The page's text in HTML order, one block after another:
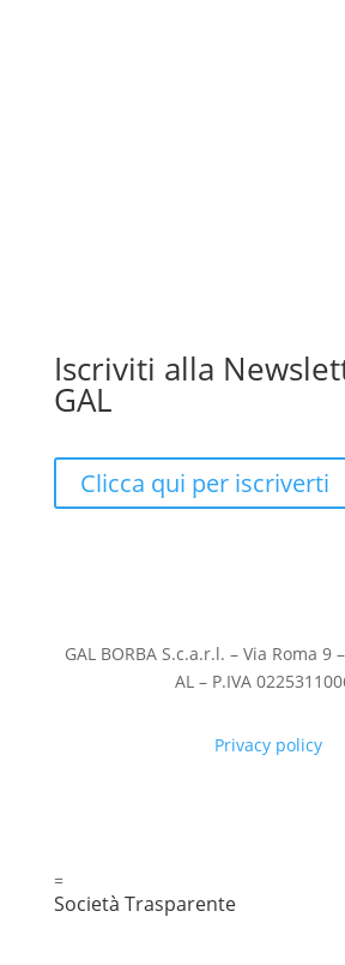
Iscriviti alla
GAL
Clicca qui per iscriverti
GAL BORBA S.c.a.r.l. – Via Roma 9
AL – P.IVA
Privacy policy
=
Società Trasparente